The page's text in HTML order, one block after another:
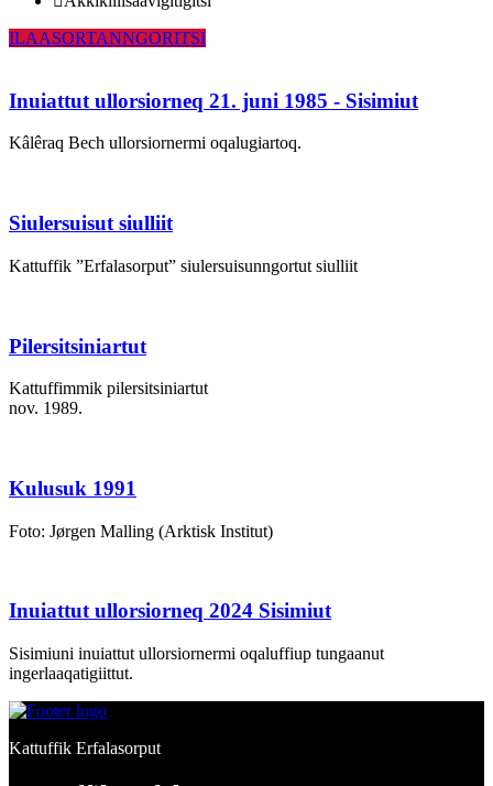
ILAASORTANNGORITSI
Inuiattut ullorsiorneq 21. juni 1985 - Sisimiut
Kâlêraq Bech ullorsiornermi oqalugiartoq.
Siulersuisut siulliit
Kattuffik ”Erfalasorput” siulersuisunngortut siulliit
Pilersitsiniartut
Kattuffimmik pilersitsiniartut
nov. 1989.
Kulusuk 1991
Foto: Jørgen Malling (Arktisk Institut)
Inuiattut ullorsiorneq 2024 Sisimiut
Sisimiuni inuiattut ullorsiornermi oqaluffiup tungaanut
ingerlaaqatigiittut.
Kattuffik Erfalasorput